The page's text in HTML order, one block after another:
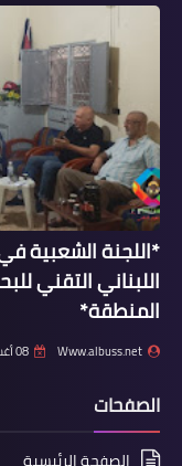
الشّمالي
أخبار البص
➿ *لاجئة
تستقبلها
*اللجنة الشعبية
اللبناني التقني
المنطقة*
Www.albuss.net 08 أغسطس 2026
الصفحات